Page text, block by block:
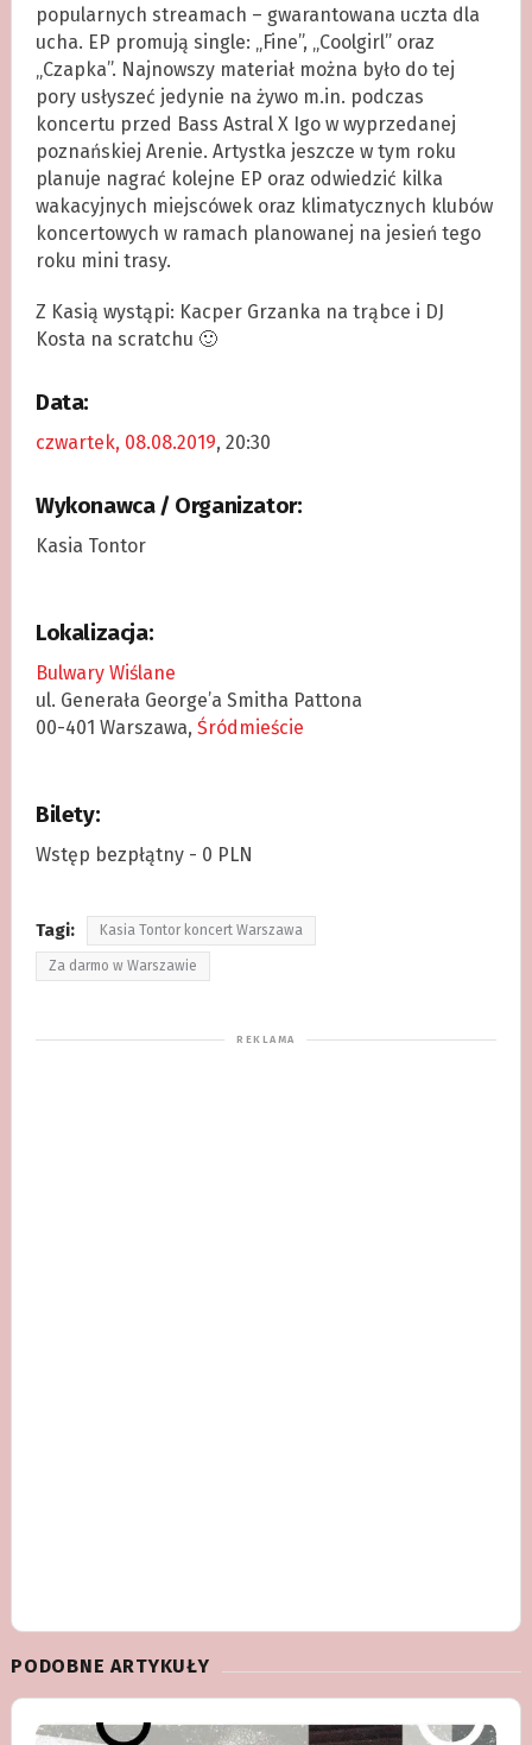
popularnych streamach – gwarantowana uczta dla
ucha. EP promują single: „Fine”, „Coolgirl” oraz
„Czapka”. Najnowszy materiał można było do tej
pory usłyszeć jedynie na żywo m.in. podczas
koncertu przed Bass Astral X Igo w wyprzedanej
poznańskiej Arenie. Artystka jeszcze w tym roku
planuje nagrać kolejne EP oraz odwiedzić kilka
wakacyjnych miejscówek oraz klimatycznych klubów
koncertowych w ramach planowanej na jesień tego
roku mini trasy.
Z Kasią wystąpi: Kacper Grzanka na trąbce i DJ
Kosta na scratchu 🙂
Data:
czwartek, 08.08.2019, 20:30
Wykonawca / Organizator:
Kasia Tontor
Lokalizacja:
Bulwary Wiślane
ul. Generała George’a Smitha Pattona
00-401 Warszawa, Śródmieście
Bilety:
Wstęp bezpłątny - 0 PLN
Tagi: Kasia Tontor koncert Warszawa
Za darmo w Warszawie
PODOBNE ARTYKUŁY